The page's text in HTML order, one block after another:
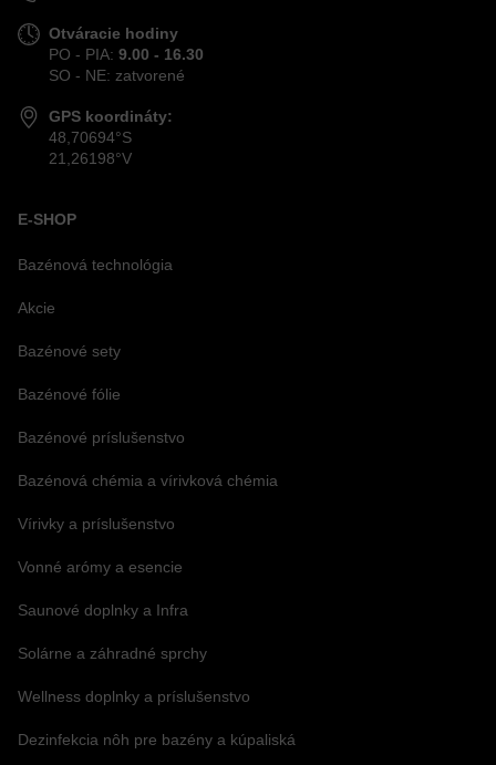
Otváracie hodiny
PO - PIA: 9.00 - 16.30
SO - NE: zatvorené
GPS koordináty:
48,70694°S
21,26198°V
E-SHOP
Bazénová technológia
Akcie
Bazénové sety
Bazénové fólie
Bazénové príslušenstvo
Bazénová chémia a vírivková chémia
Vírivky a príslušenstvo
Vonné arómy a esencie
Saunové doplnky a Infra
Solárne a záhradné sprchy
Wellness doplnky a príslušenstvo
Dezinfekcia nôh pre bazény a kúpaliská